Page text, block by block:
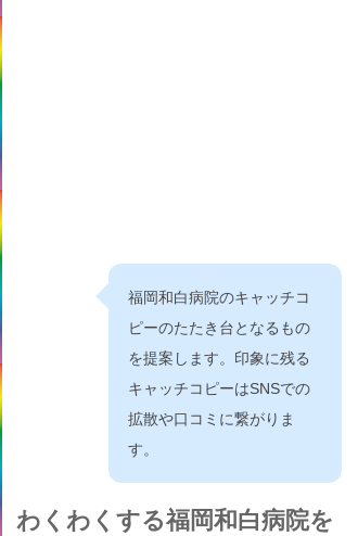
福岡和白病院のキャッチコ
ピーのたたき台となるもの
を提案します。印象に残る
キャッチコピーはSNSでの
拡散や口コミに繋がりま
す。
わくわくする福岡和白病院を